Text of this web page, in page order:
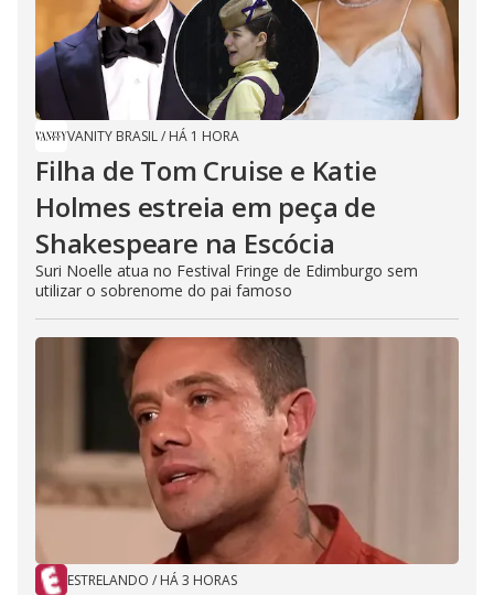
VANITY BRASIL/ HÁ 1 HORA
Filha de Tom Cruise e Katie
Holmes estreia em peça de
Shakespeare na Escócia
Suri Noelle atua no Festival Fringe de Edimburgo sem
utilizar o sobrenome do pai famoso
ESTRELANDO / HÁ 3 HORAS